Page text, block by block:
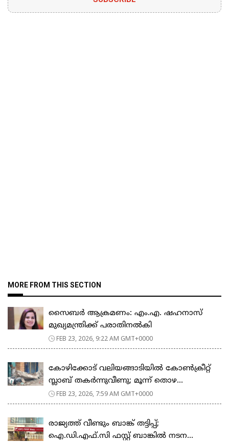
MORE FROM THIS SECTION
സൈബർ ആക്രമണം: എം.എ. ഷഹനാസ്
മുഖ്യമന്ത്രിക്ക് പരാതിനൽകി
FEB 23, 2026, 9:22 AM GMT+0000
കോഴിക്കോട് വലിയങ്ങാടിയിൽ കോൺക്രീറ്റ്
സ്ലാബ് തകർന്നുവീണു; മൂന്ന് തൊഴ...
FEB 23, 2026, 7:59 AM GMT+0000
രാജ്യത്ത് വീണ്ടും ബാങ്ക് തട്ടിപ്പ്;
ഐ.ഡി.എഫ്.സി ഫസ്റ്റ് ബാങ്കിൽ നടന...